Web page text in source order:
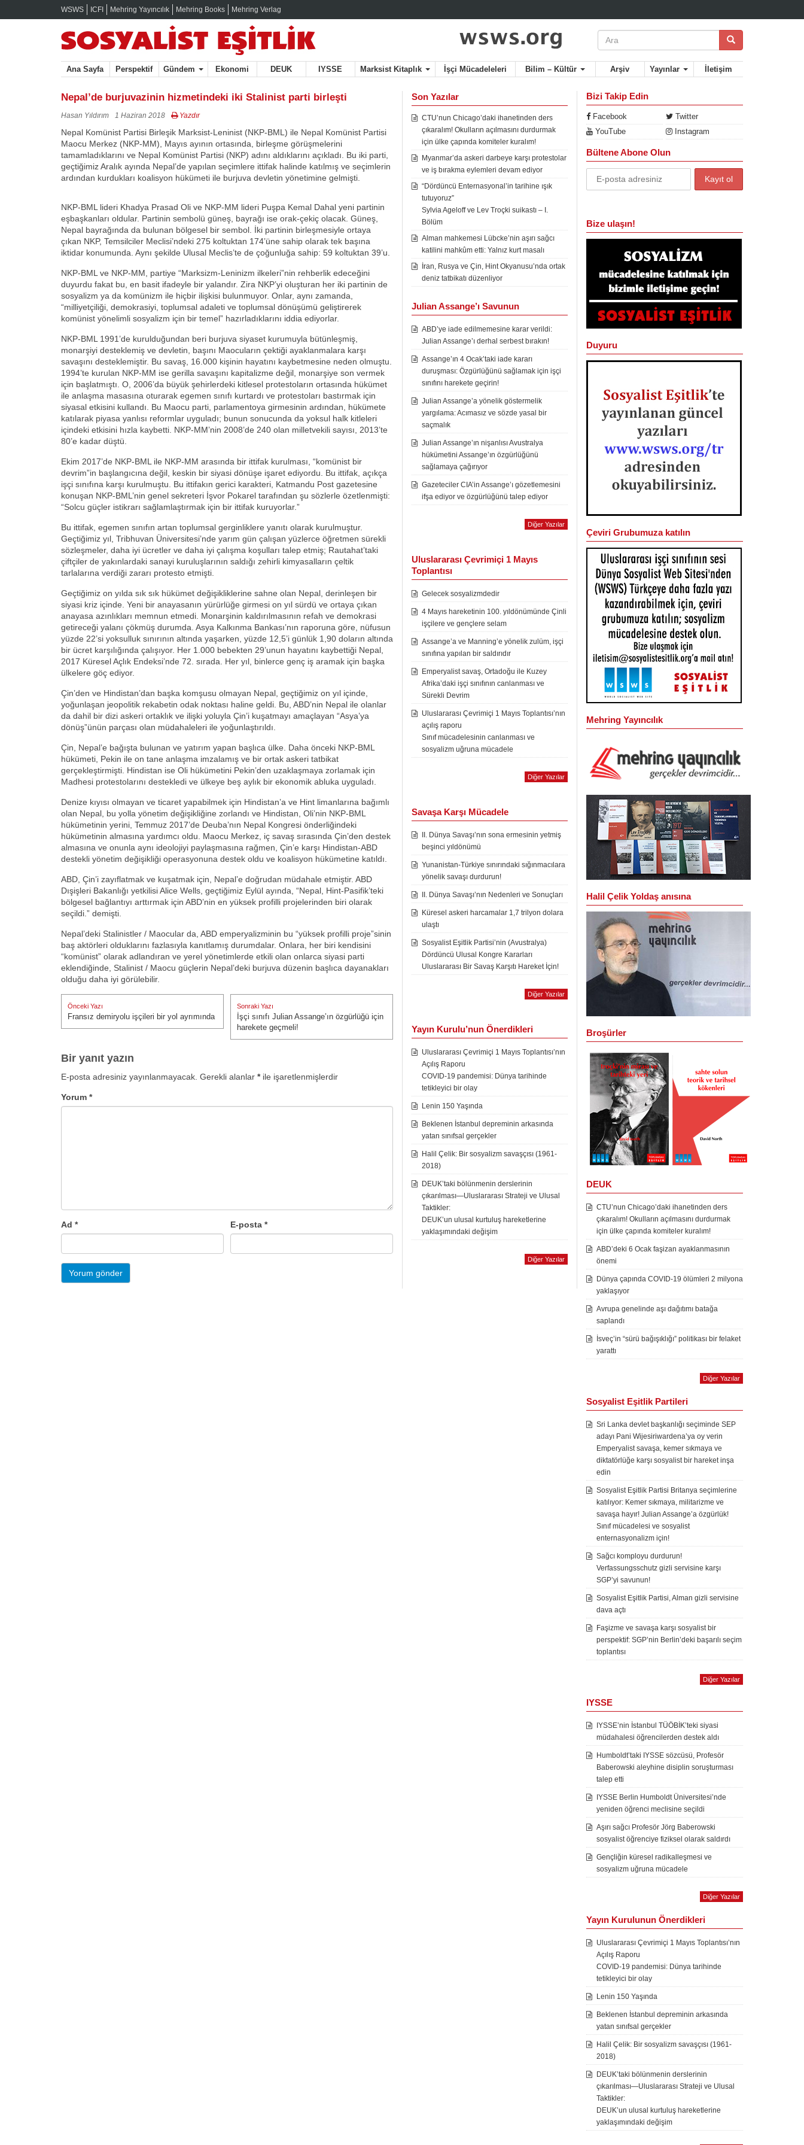
WSWS ICFI Mehring Yayıncılık Mehring Books Mehring Verlag
Ana Sayfa Perspektif Gündem Ekonomi DEUK IYSSE Marksist Kitaplık İşçi Mücadeleleri Bilim – Kültür Arşiv Yayınlar İletişim
Nepal’de burjuvazinin hizmetindeki iki Stalinist parti birleşti
Hasan Yıldırım 1 Haziran 2018 Yazdır
Nepal Komünist Partisi Birleşik Marksist-Leninist (NKP-BML) ile Nepal Komünist Partisi
Maocu Merkez (NKP-MM), Mayıs ayının ortasında, birleşme görüşmelerini
tamamladıklarını ve Nepal Komünist Partisi (NKP) adını aldıklarını açıkladı. Bu iki parti,
geçtiğimiz Aralık ayında Nepal’de yapılan seçimlere ittifak halinde katılmış ve seçimlerin
ardından kurdukları koalisyon hükümeti ile burjuva devletin yönetimine gelmişti.
NKP-BML lideri Khadya Prasad Oli ve NKP-MM lideri Puşpa Kemal Dahal yeni partinin
eşbaşkanları oldular. Partinin sembolü güneş, bayrağı ise orak-çekiç olacak. Güneş,
Nepal bayrağında da bulunan bölgesel bir sembol. İki partinin birleşmesiyle ortaya
çıkan NKP, Temsilciler Meclisi’ndeki 275 koltuktan 174’üne sahip olarak tek başına
iktidar konumunda. Aynı şekilde Ulusal Meclis’te de çoğunluğa sahip: 59 koltuktan 39’u.
NKP-BML ve NKP-MM, partiye “Marksizm-Leninizm ilkeleri”nin rehberlik edeceğini
duyurdu fakat bu, en basit ifadeyle bir yalandır. Zira NKP’yi oluşturan her iki partinin de
sosyalizm ya da komünizm ile hiçbir ilişkisi bulunmuyor. Onlar, aynı zamanda,
“milliyetçiliği, demokrasiyi, toplumsal adaleti ve toplumsal dönüşümü geliştirerek
komünist yönelimli sosyalizm için bir temel” hazırladıklarını iddia ediyorlar.
NKP-BML 1991’de kurulduğundan beri burjuva siyaset kurumuyla bütünleşmiş,
monarşiyi desteklemiş ve devletin, başını Maocuların çektiği ayaklanmalara karşı
savaşını desteklemiştir. Bu savaş, 16.000 kişinin hayatını kaybetmesine neden olmuştu.
1994’te kurulan NKP-MM ise gerilla savaşını kapitalizme değil, monarşiye son vermek
için başlatmıştı. O, 2006’da büyük şehirlerdeki kitlesel protestoların ortasında hükümet
ile anlaşma masasına oturarak egemen sınıfı kurtardı ve protestoları bastırmak için
siyasal etkisini kullandı. Bu Maocu parti, parlamentoya girmesinin ardından, hükümete
katılarak piyasa yanlısı reformlar uyguladı; bunun sonucunda da yoksul halk kitleleri
içindeki etkisini hızla kaybetti. NKP-MM’nin 2008’de 240 olan milletvekili sayısı, 2013’te
80’e kadar düştü.
Ekim 2017’de NKP-BML ile NKP-MM arasında bir ittifak kurulması, “komünist bir
devrim”in başlangıcına değil, keskin bir siyasi dönüşe işaret ediyordu. Bu ittifak, açıkça
işçi sınıfına karşı kurulmuştu. Bu ittifakın gerici karakteri, Katmandu Post gazetesine
konuşan NKP-BML’nin genel sekreteri İşvor Pokarel tarafından şu sözlerle özetlenmişti:
“Solcu güçler istikrarı sağlamlaştırmak için bir ittifak kuruyorlar.”
Bu ittifak, egemen sınıfın artan toplumsal gerginliklere yanıtı olarak kurulmuştur.
Geçtiğimiz yıl, Tribhuvan Üniversitesi’nde yarım gün çalışan yüzlerce öğretmen sürekli
sözleşmeler, daha iyi ücretler ve daha iyi çalışma koşulları talep etmiş; Rautahat’taki
çiftçiler de yakınlardaki sanayi kuruluşlarının saldığı zehirli kimyasalların çeltik
tarlalarına verdiği zararı protesto etmişti.
Geçtiğimiz on yılda sık sık hükümet değişikliklerine sahne olan Nepal, derinleşen bir
siyasi kriz içinde. Yeni bir anayasanın yürürlüğe girmesi on yıl sürdü ve ortaya çıkan
anayasa azınlıkları memnun etmedi. Monarşinin kaldırılmasının refah ve demokrasi
getireceği yalanı çökmüş durumda. Asya Kalkınma Bankası’nın raporuna göre, nüfusun
yüzde 22’si yoksulluk sınırının altında yaşarken, yüzde 12,5’i günlük 1,90 doların altında
bir ücret karşılığında çalışıyor. Her 1.000 bebekten 29’unun hayatını kaybettiği Nepal,
2017 Küresel Açlık Endeksi’nde 72. sırada. Her yıl, binlerce genç iş aramak için başka
ülkelere göç ediyor.
Çin’den ve Hindistan’dan başka komşusu olmayan Nepal, geçtiğimiz on yıl içinde,
yoğunlaşan jeopolitik rekabetin odak noktası haline geldi. Bu, ABD’nin Nepal ile olanlar
da dahil bir dizi askeri ortaklık ve ilişki yoluyla Çin’i kuşatmayı amaçlayan “Asya’ya
dönüş”ünün parçası olan müdahaleleri ile yoğunlaştırıldı.
Çin, Nepal’e bağışta bulunan ve yatırım yapan başlıca ülke. Daha önceki NKP-BML
hükümeti, Pekin ile on tane anlaşma imzalamış ve bir ortak askeri tatbikat
gerçekleştirmişti. Hindistan ise Oli hükümetini Pekin’den uzaklaşmaya zorlamak için
Madhesi protestolarını destekledi ve ülkeye beş aylık bir ekonomik abluka uyguladı.
Denize kıyısı olmayan ve ticaret yapabilmek için Hindistan’a ve Hint limanlarına bağımlı
olan Nepal, bu yolla yönetim değişikliğine zorlandı ve Hindistan, Oli’nin NKP-BML
hükümetinin yerini, Temmuz 2017’de Deuba’nın Nepal Kongresi önderliğindeki
hükümetinin almasına yardımcı oldu. Maocu Merkez, iç savaş sırasında Çin’den destek
almasına ve onunla aynı ideolojiyi paylaşmasına rağmen, Çin’e karşı Hindistan-ABD
destekli yönetim değişikliği operasyonuna destek oldu ve koalisyon hükümetine katıldı.
ABD, Çin’i zayıflatmak ve kuşatmak için, Nepal’e doğrudan müdahale etmiştir. ABD
Dışişleri Bakanlığı yetkilisi Alice Wells, geçtiğimiz Eylül ayında, “Nepal, Hint-Pasifik’teki
bölgesel bağlantıyı arttırmak için ABD’nin en yüksek profilli projelerinden biri olarak
seçildi.” demişti.
Nepal’deki Stalinistler / Maocular da, ABD emperyalizminin bu “yüksek profilli proje”sinin
baş aktörleri olduklarını fazlasıyla kanıtlamış durumdalar. Onlara, her biri kendisini
“komünist” olarak adlandıran ve yerel yönetimlerde etkili olan onlarca siyasi parti
eklendiğinde, Stalinist / Maocu güçlerin Nepal’deki burjuva düzenin başlıca dayanakları
olduğu daha iyi görülebilir.
Yazı
gezinmesi
Önceki Yazı
Önceki Yazı:
Fransız demiryolu işçileri bir yol ayrımında
Sonraki Yazı
Sonraki Yazı:
İşçi sınıfı Julian Assange’ın özgürlüğü için
harekete geçmeli!
Bir yanıt yazın
E-posta adresiniz yayınlanmayacak. Gerekli alanlar *ile işaretlenmişlerdir
Yorum *
Ad * E-posta*
Son Yazılar
CTU’nun Chicago’daki ihanetinden ders
çıkaralım! Okulların açılmasını durdurmak
için ülke çapında komiteler kuralım!
Myanmar’da askeri darbeye karşı protestolar
ve iş bırakma eylemleri devam ediyor
“Dördüncü Enternasyonal’in tarihine ışık
tutuyoruz”
Sylvia Ageloff ve Lev Troçki suikastı – I.
Bölüm
Alman mahkemesi Lübcke’nin aşırı sağcı
katilini mahkûm etti: Yalnız kurt masalı
İran, Rusya ve Çin, Hint Okyanusu’nda ortak
deniz tatbikatı düzenliyor
Julian Assange’ı Savunun
ABD’ye iade edilmemesine karar verildi:
Julian Assange’ı derhal serbest bırakın!
Assange’ın 4 Ocak’taki iade kararı
duruşması: Özgürlüğünü sağlamak için işçi
sınıfını harekete geçirin!
Julian Assange’a yönelik göstermelik
yargılama: Acımasız ve sözde yasal bir
saçmalık
Julian Assange’ın nişanlısı Avustralya
hükümetini Assange’ın özgürlüğünü
sağlamaya çağırıyor
Gazeteciler CIA’in Assange’ı gözetlemesini
ifşa ediyor ve özgürlüğünü talep ediyor
Diğer Yazılar
Uluslararası Çevrimiçi 1 Mayıs
Toplantısı
Gelecek sosyalizmdedir
4 Mayıs hareketinin 100. yıldönümünde Çinli
işçilere ve gençlere selam
Assange’a ve Manning’e yönelik zulüm, işçi
sınıfına yapılan bir saldırıdır
Emperyalist savaş, Ortadoğu ile Kuzey
Afrika’daki işçi sınıfının canlanması ve
Sürekli Devrim
Uluslararası Çevrimiçi 1 Mayıs Toplantısı’nın
açılış raporu
Sınıf mücadelesinin canlanması ve
sosyalizm uğruna mücadele
Diğer Yazılar
Savaşa Karşı Mücadele
II. Dünya Savaşı’nın sona ermesinin yetmiş
beşinci yıldönümü
Yunanistan-Türkiye sınırındaki sığınmacılara
yönelik savaşı durdurun!
II. Dünya Savaşı’nın Nedenleri ve Sonuçları
Küresel askeri harcamalar 1,7 trilyon dolara
ulaştı
Sosyalist Eşitlik Partisi’nin (Avustralya)
Dördüncü Ulusal Kongre Kararları
Uluslararası Bir Savaş Karşıtı Hareket İçin!
Diğer Yazılar
Yayın Kurulu’nun Önerdikleri
Uluslararası Çevrimiçi 1 Mayıs Toplantısı’nın
Açılış Raporu
COVID-19 pandemisi: Dünya tarihinde
tetikleyici bir olay
Lenin 150 Yaşında
Beklenen İstanbul depreminin arkasında
yatan sınıfsal gerçekler
Halil Çelik: Bir sosyalizm savaşçısı (1961-
2018)
DEUK’taki bölünmenin derslerinin
çıkarılması—Uluslararası Strateji ve Ulusal
Taktikler:
DEUK’un ulusal kurtuluş hareketlerine
yaklaşımındaki değişim
Diğer Yazılar
Bizi Takip Edin
Facebook
Twitter
YouTube
Instagram
Bültene Abone Olun
Bize ulaşın!
Duyuru
Çeviri Grubumuza katılın
Mehring Yayıncılık
Halil Çelik Yoldaş anısına
Broşürler
DEUK
CTU’nun Chicago’daki ihanetinden ders
çıkaralım! Okulların açılmasını durdurmak
için ülke çapında komiteler kuralım!
ABD’deki 6 Ocak faşizan ayaklanmasının
önemi
Dünya çapında COVID-19 ölümleri 2 milyona
yaklaşıyor
Avrupa genelinde aşı dağıtımı batağa
saplandı
İsveç’in “sürü bağışıklığı” politikası bir felaket
yarattı
Diğer Yazılar
Sosyalist Eşitlik Partileri
Sri Lanka devlet başkanlığı seçiminde SEP
adayı Pani Wijesiriwardena’ya oy verin
Emperyalist savaşa, kemer sıkmaya ve
diktatörlüğe karşı sosyalist bir hareket inşa
edin
Sosyalist Eşitlik Partisi Britanya seçimlerine
katılıyor: Kemer sıkmaya, militarizme ve
savaşa hayır! Julian Assange’a özgürlük!
Sınıf mücadelesi ve sosyalist
enternasyonalizm için!
Sağcı komployu durdurun!
Verfassungsschutz gizli servisine karşı
SGP’yi savunun!
Sosyalist Eşitlik Partisi, Alman gizli servisine
dava açtı
Faşizme ve savaşa karşı sosyalist bir
perspektif: SGP’nin Berlin’deki başarılı seçim
toplantısı
Diğer Yazılar
IYSSE
IYSSE’nin İstanbul TÜÖBİK’teki siyasi
müdahalesi öğrencilerden destek aldı
Humboldt’taki IYSSE sözcüsü, Profesör
Baberowski aleyhine disiplin soruşturması
talep etti
IYSSE Berlin Humboldt Üniversitesi’nde
yeniden öğrenci meclisine seçildi
Aşırı sağcı Profesör Jörg Baberowski
sosyalist öğrenciye fiziksel olarak saldırdı
Gençliğin küresel radikalleşmesi ve
sosyalizm uğruna mücadele
Diğer Yazılar
Yayın Kurulunun Önerdikleri
Uluslararası Çevrimiçi 1 Mayıs Toplantısı’nın
Açılış Raporu
COVID-19 pandemisi: Dünya tarihinde
tetikleyici bir olay
Lenin 150 Yaşında
Beklenen İstanbul depreminin arkasında
yatan sınıfsal gerçekler
Halil Çelik: Bir sosyalizm savaşçısı (1961-
2018)
DEUK’taki bölünmenin derslerinin
çıkarılması—Uluslararası Strateji ve Ulusal
Taktikler:
DEUK’un ulusal kurtuluş hareketlerine
yaklaşımındaki değişim